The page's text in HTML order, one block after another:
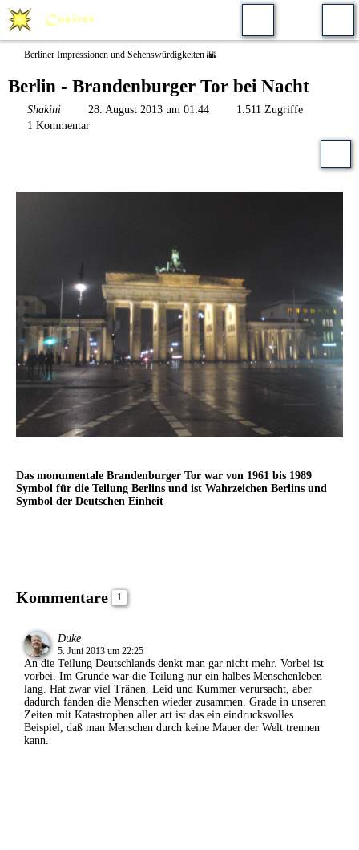
Berliner Impressionen und Sehenswürdigkeiten 🌇
Berlin - Brandenburger Tor bei Nacht
Shakini 28. August 2013 um 01:44
1.511 Zugriffe
1 Kommentar
Das monumentale Brandenburger Tor war von 1961 bis 1989
Symbol für die Teilung Berlins und ist Wahrzeichen Berlins und
Symbol der Deutschen Einheit
Kommentare 1
Duke
5. Juni 2013 um 22:25
An die Teilung Deutschlands denkt man gar nicht mehr. Vorbei ist
vorbei. Im Grunde war die Teilung nur ein halbes Menschenleben
lang. Hat zwar viel Tränen, Leid und Kummer verursacht, aber
dadurch fanden die Menschen wieder zusammen. Grade in unseren
Zeiten mit Katastrophen aller art ist das ein eindrucksvolles
Beispiel, daß man Menschen durch keine Mauer der Welt trennen
kann.